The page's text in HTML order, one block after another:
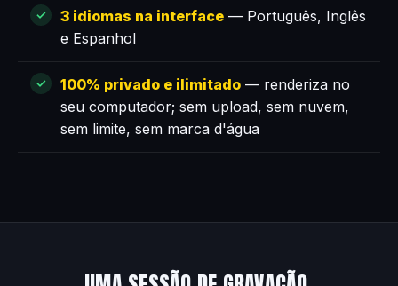
3 idiomas na interface — Português, Inglês
e Espanhol
100% privado e ilimitado — renderiza no
seu computador; sem upload, sem nuvem,
sem limite, sem marca d'água